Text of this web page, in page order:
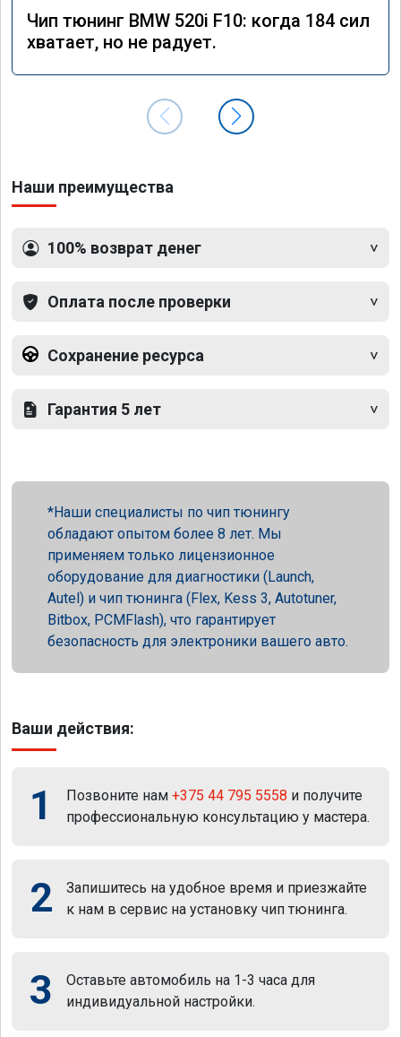
Чип тюнинг BMW 520i F10: когда 184 сил
хватает, но не радует.
Наши преимущества
100% возврат денег
Оплата после проверки
Сохранение ресурса
Гарантия 5 лет
Наши специалисты по чип тюнингу
обладают опытом более 8 лет. Мы
применяем только лицензионное
оборудование для диагностики (Launch,
Autel) и чип тюнинга (Flex, Kess 3, Autotuner,
Bitbox, PCMFlash), что гарантирует
безопасность для электроники вашего авто.
Ваши действия:
1 Позвоните нам +375 44 795 5558 и получите
профессиональную консультацию у мастера.
2
Запишитесь на удобное время и приезжайте
к нам в сервис на установку чип тюнинга.
3
Оставьте автомобиль на 1-3 часа для
индивидуальной настройки.